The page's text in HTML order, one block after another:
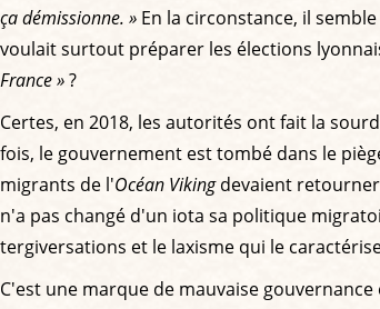
ça démissionne. » En la circonstance, il
voulait surtout préparer les élections
France »?
Certes, en 2018, les autorités ont fait la
fois, le gouvernement est tombé dans le
migrants de l'Océan Vikingdevaient retourner
n'a pas changé d'un iota sa politique
tergiversations et le laxisme qui le
C'est une marque de mauvaise